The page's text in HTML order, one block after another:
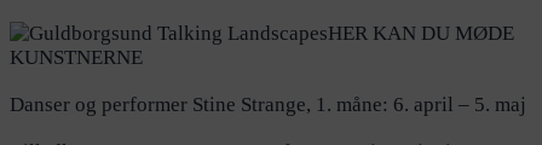
HER KAN DU MØDE
KUNSTNERNE
Danser og performer Stine Strange, 1. måne: 6. april – 5. maj